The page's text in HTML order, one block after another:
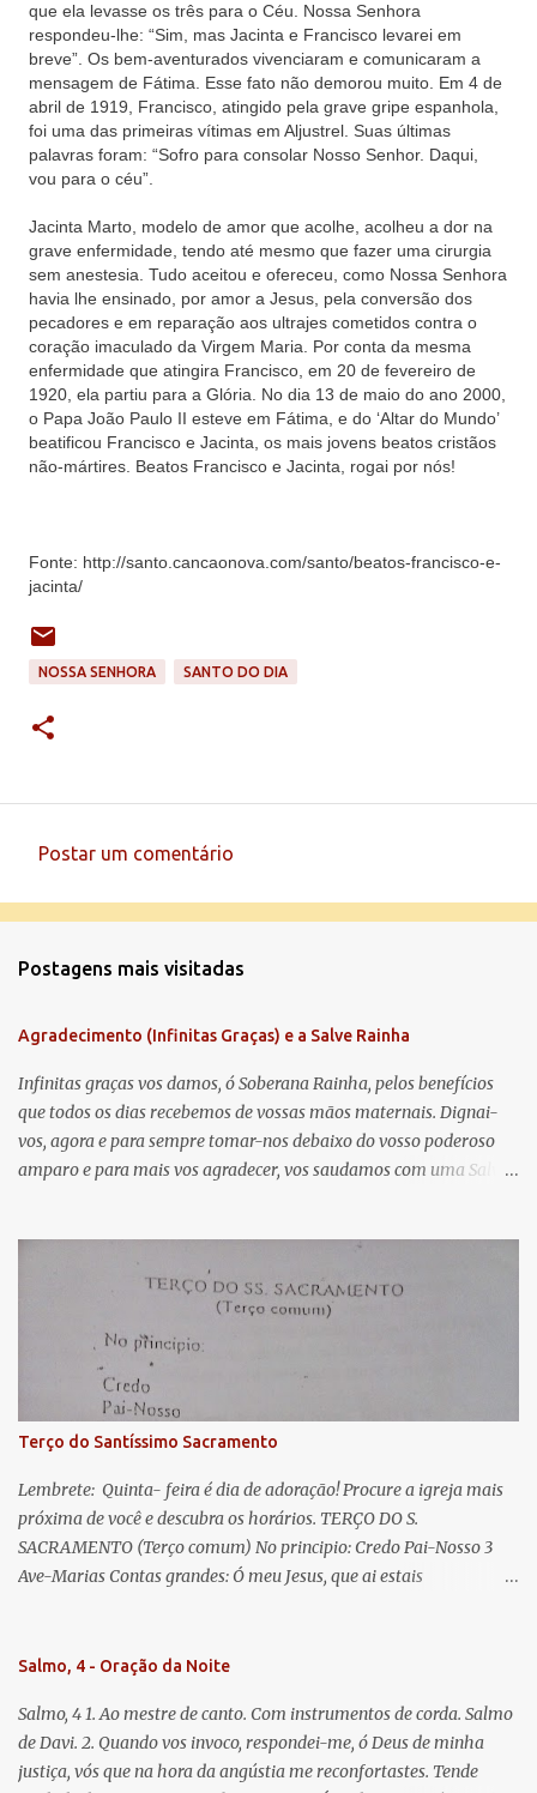
que ela levasse os três para o Céu. Nossa Senhora
respondeu-lhe: “Sim, mas Jacinta e Francisco levarei em
breve”. Os bem-aventurados vivenciaram e comunicaram a
mensagem de Fátima. Esse fato não demorou muito. Em 4 de
abril de 1919, Francisco, atingido pela grave gripe espanhola,
foi uma das primeiras vítimas em Aljustrel. Suas últimas
palavras foram: “Sofro para consolar Nosso Senhor. Daqui,
vou para o céu”.
Jacinta Marto, modelo de amor que acolhe, acolheu a dor na
grave enfermidade, tendo até mesmo que fazer uma cirurgia
sem anestesia. Tudo aceitou e ofereceu, como Nossa Senhora
havia lhe ensinado, por amor a Jesus, pela conversão dos
pecadores e em reparação aos ultrajes cometidos contra o
coração imaculado da Virgem Maria. Por conta da mesma
enfermidade que atingira Francisco, em 20 de fevereiro de
1920, ela partiu para a Glória. No dia 13 de maio do ano 2000,
o Papa João Paulo II esteve em Fátima, e do ‘Altar do Mundo’
beatificou Francisco e Jacinta, os mais jovens beatos cristãos
não-mártires. Beatos Francisco e Jacinta, rogai por nós!
Fonte: http://santo.cancaonova.com/santo/beatos-francisco-e-
jacinta/
NOSSA SENHORA SANTO DO DIA
e
t
á
r
i
o
Postar um comentário
Postagens mais visitadas
Agradecimento (Infinitas Graças) e a Salve Rainha
Infinitas graças vos damos, ó Soberana Rainha, pelos benefícios
que todos os dias recebemos de vossas mãos maternais. Dignai-
vos, agora e para sempre tomar-nos debaixo do vosso poderoso
amparo e para mais vos agradecer, vos saudamos com uma Salve
lágrimas. Eia, pois, Advogada nossa, estes vossos olhos
misericordiosos a nós volvei, e depois deste desterro, mostrai-nos
Jesus. Bendito é o fruto do vosso ventre, ó clemente, ó piedosa, ó
doce e sempre Virgem Maria. Rogai por nós Santa Mãe de Deus.
Para que sejamos dignos das promessas de Cristo. Amém.
Terço do Santíssimo Sacramento
Lembrete: Quinta- feira é dia de adoração! Procure a igreja mais
próxima de você e descubra os horários. TERÇO DO S.
SACRAMENTO (Terço comum) No principio: Credo Pai-Nosso 3
Ave-Marias Contas grandes: Ó meu Jesus, que ai estais
Vós morra eu! Nas contas pequenas: Sacramento de Amor!
que nos salva, dá-nos Vossa força, Vosso perdão e a Vossa
misericórdia. (no fim) Rezar 3 vezes: Louvores e graças se deem a
cada momento ao Santíssimo e Diviníssimo Sacramento.
Salmo, 4 - Oração da Noite
Salmo, 4 1. Ao mestre de canto. Com instrumentos de corda. Salmo
de Davi. 2. Quando vos invoco, respondei-me, ó Deus de minha
justiça, vós que na hora da angústia me reconfortastes. Tende